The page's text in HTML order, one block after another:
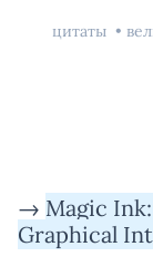
цитаты
→ Magic
Graphical